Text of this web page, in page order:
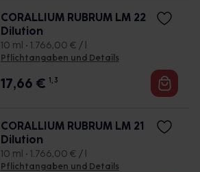
CORALLIUM RUBRUM LM 22
Dilution
10 ml • 1.766,00 € / l
Pflichtangaben und Details
17,66 € 1, 3
CORALLIUM RUBRUM LM 21
Dilution
10 ml • 1.766,00 € / l
Pflichtangaben und Details